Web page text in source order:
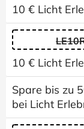
10 € Licht
10 € Licht
Spare bis zu
bei Licht